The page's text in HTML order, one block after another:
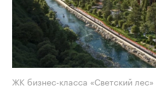
ЖК бизнес-класса «Светский лес»